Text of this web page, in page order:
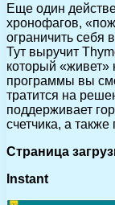
Еще один
хронофагов,
ограничить себя
Тут выручит
который
программы вы
тратится на
поддерживает
счетчика, а также
Страница
Instant